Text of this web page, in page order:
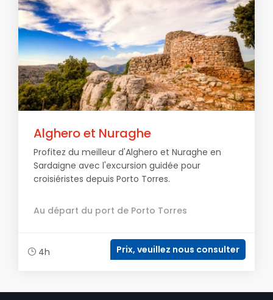
Alghero et Nuraghe
Profitez du meilleur d'Alghero et Nuraghe en
Sardaigne avec l'excursion guidée pour
croisiéristes depuis Porto Torres.
Au départ du port de Porto Torres
4h Prix, veuillez nous consulter